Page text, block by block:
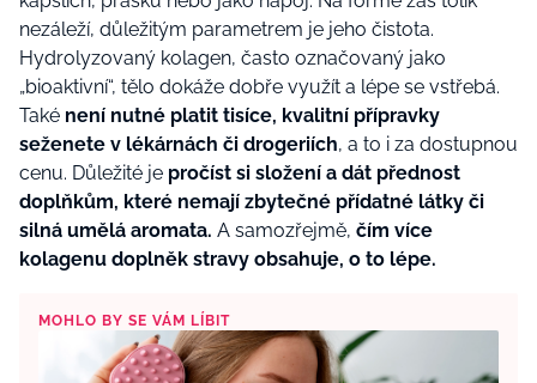
nezáleží, důležitým parametrem je jeho čistota.
Hydrolyzovaný kolagen, často označovaný jako
„bioaktivní“, tělo dokáže dobře využít a lépe se vstřebá.
Také není nutné platit tisíce, kvalitní přípravky
seženete v lékárnách či drogeriích, a to i za dostupnou
cenu. Důležité je pročíst si složení a dát přednost
doplňkům, které nemají zbytečné přídatné látky či
silná umělá aromata. A samozřejmě, čím více
kolagenu doplněk stravy obsahuje, o to lépe.
MOHLO BY SE VÁM LÍBIT